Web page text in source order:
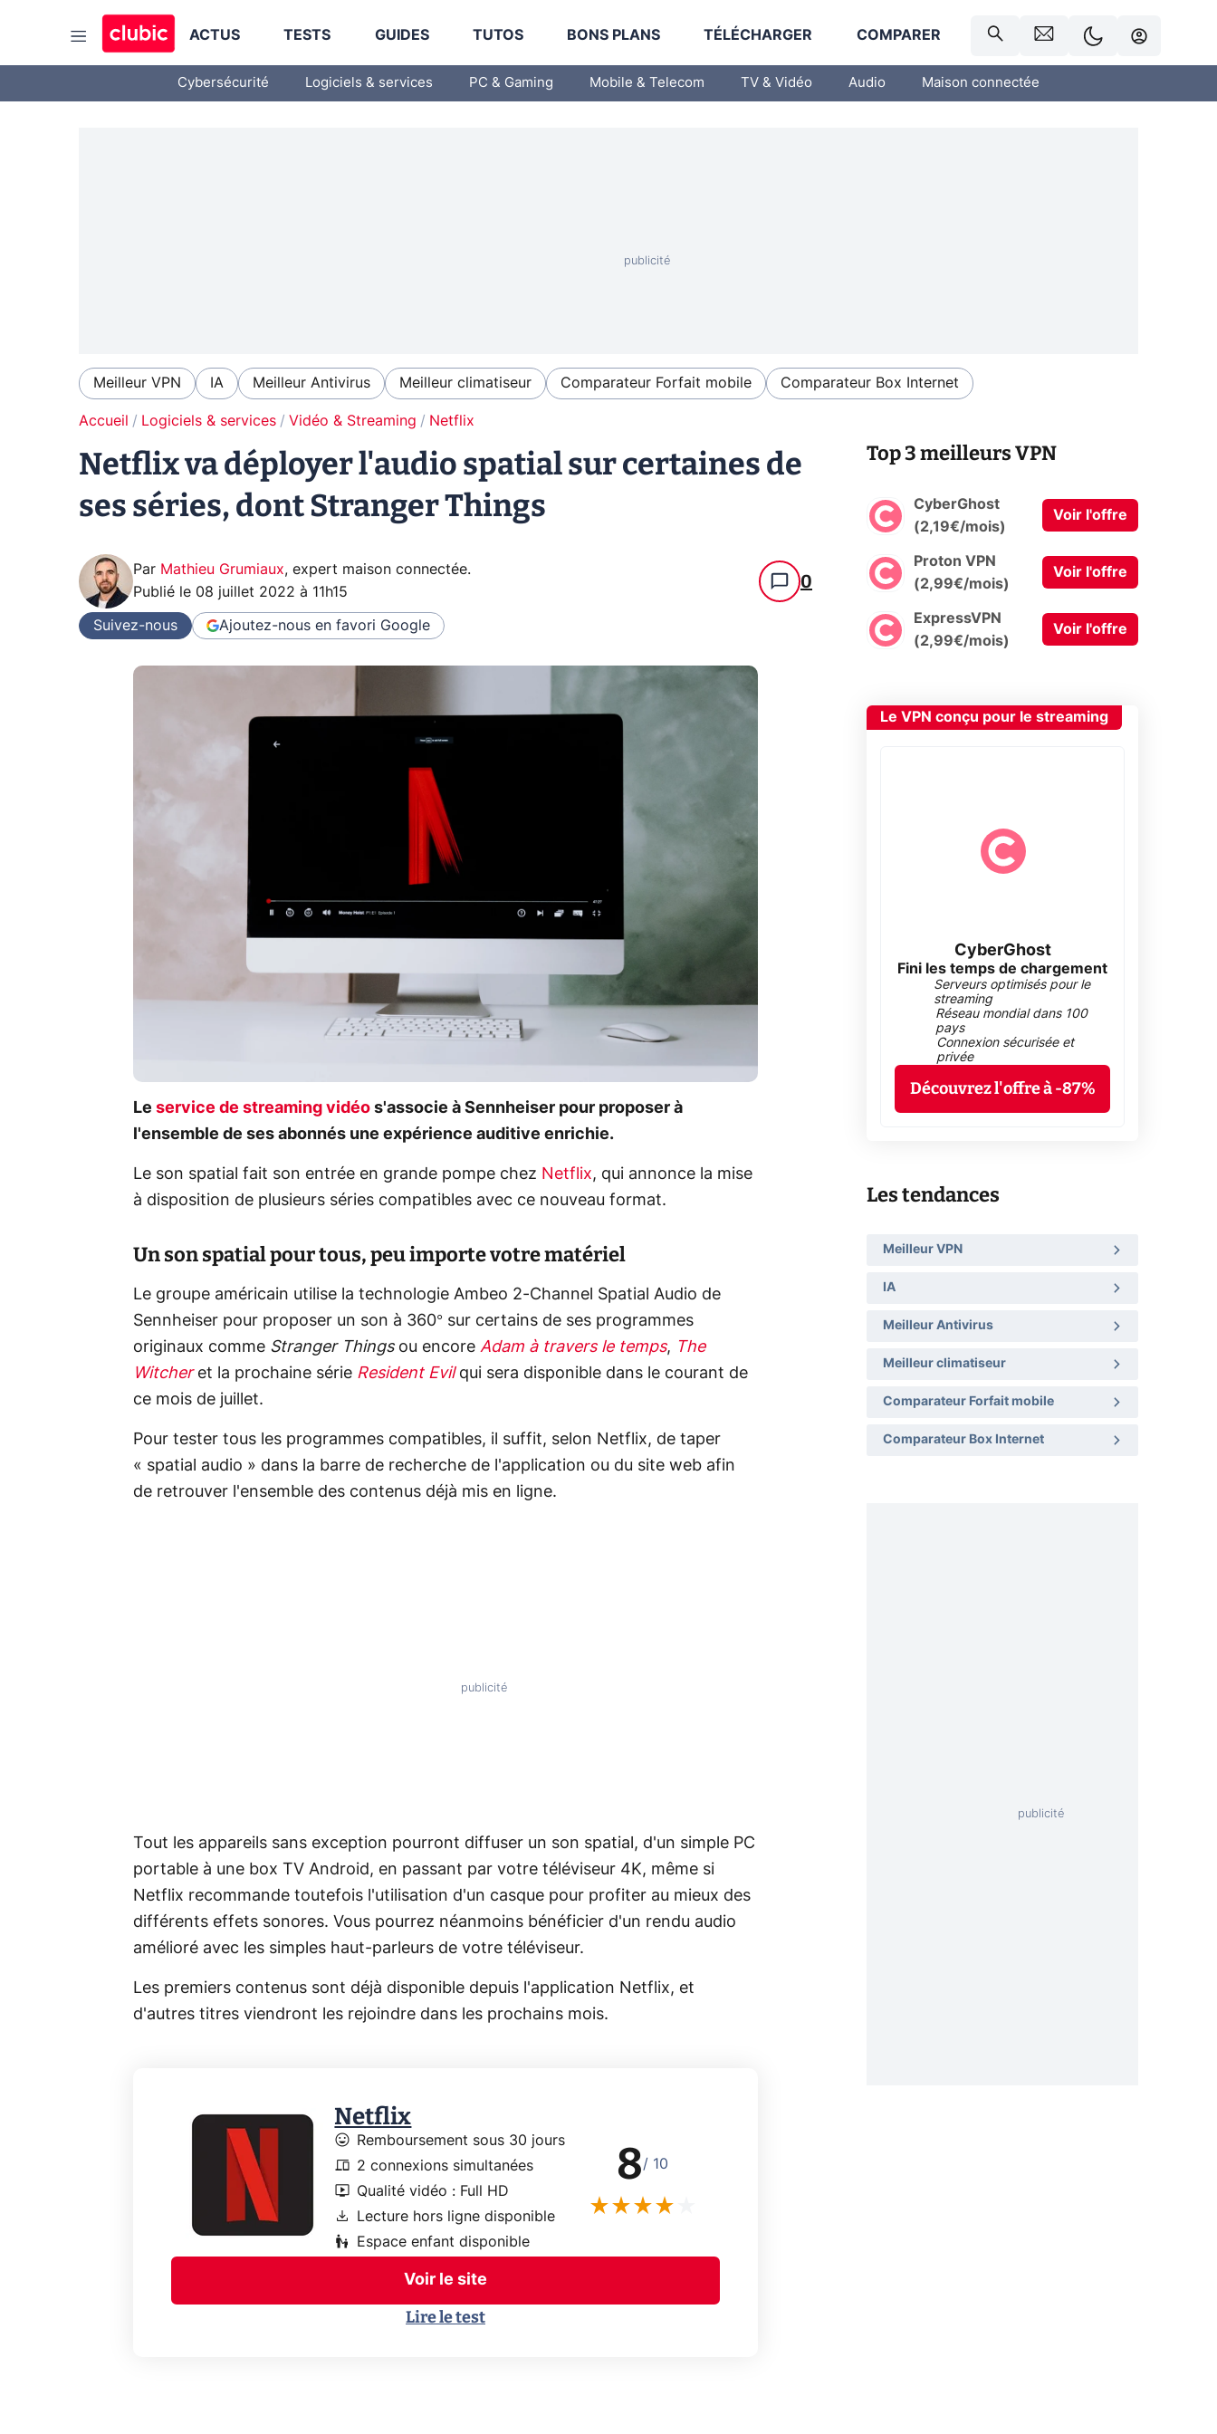
ACTUS TESTS GUIDES TUTOS BONS PLANS TÉLÉCHARGER COMPARER
Cybersécurité Logiciels & services PC & Gaming Mobile & Telecom TV & Vidéo Audio Maison connectée
Meilleur VPN IA Meilleur Antivirus Meilleur climatiseur Comparateur Forfait mobile Comparateur Box Internet
Accueil Logiciels & services Vidéo & Streaming Netflix
Netflix va déployer l'audio spatial sur certaines de
ses séries, dont Stranger Things
Par Mathieu Grumiaux, expert maison connectée.
Publié le 08 juillet 2022 à 11h15 0
Suivez-nous Ajoutez-nous en favori Google
Le service de streaming vidéo s'associe à Sennheiser pour proposer à
l'ensemble de ses abonnés une expérience auditive enrichie.
Le son spatial fait son entrée en grande pompe chez Netflix, qui annonce la mise
à disposition de plusieurs séries compatibles avec ce nouveau format.
Un son spatial pour tous, peu importe votre matériel
Le groupe américain utilise la technologie Ambeo 2-Channel Spatial Audio de
Sennheiser pour proposer un son à 360° sur certains de ses programmes
originaux comme Stranger Thingsou encore Adam à travers le temps, The
Witcheret la prochaine série Resident Evilqui sera disponible dans le courant de
ce mois de juillet.
Pour tester tous les programmes compatibles, il suffit, selon Netflix, de taper
« spatial audio » dans la barre de recherche de l'application ou du site web afin
de retrouver l'ensemble des contenus déjà mis en ligne.
Tout les appareils sans exception pourront diffuser un son spatial, d'un simple PC
portable à une box TV Android, en passant par votre téléviseur 4K, même si
Netflix recommande toutefois l'utilisation d'un casque pour profiter au mieux des
différents effets sonores. Vous pourrez néanmoins bénéficier d'un rendu audio
amélioré avec les simples haut-parleurs de votre téléviseur.
Les premiers contenus sont déjà disponible depuis l'application Netflix, et
d'autres titres viendront les rejoindre dans les prochains mois.
Netflix
mood Remboursement sous 30 jours
devices 2 connexions simultanées
live_tv Qualité vidéo : Full HD
download Lecture hors ligne disponible
escalator_warning Espace enfant disponible
8/ 10
Voir le site
Lire le test
Top 3 meilleurs VPN
CyberGhost
(2,19€/mois)
Voir l'offre
Proton VPN
(2,99€/mois)
Voir l'offre
ExpressVPN
(2,99€/mois)
Voir l'offre
Le VPN conçu pour le streaming
CyberGhost
Fini les temps de chargement
Serveurs optimisés pour le
streaming
Réseau mondial dans 100
pays
Connexion sécurisée et
privée
Découvrez l'offre à -87%
Les tendances
Meilleur VPN
IA
Meilleur Antivirus
Meilleur climatiseur
Comparateur Forfait mobile
Comparateur Box Internet